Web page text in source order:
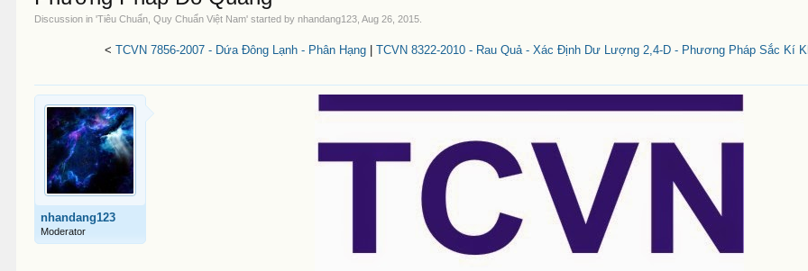
Discussion in 'Tiêu Chuẩn, Quy Chuẩn Việt Nam' started bynhandang123 ,Aug 26, 2015
< TCVN 7856-2007 - Dứa Đông Lạnh - Phân Hạng TCVN 8322-2010 - Rau Quả - Xác Định Dư Lượng 2,4-D - Phương Pháp Sắc Kí
nhandang123
Moderator